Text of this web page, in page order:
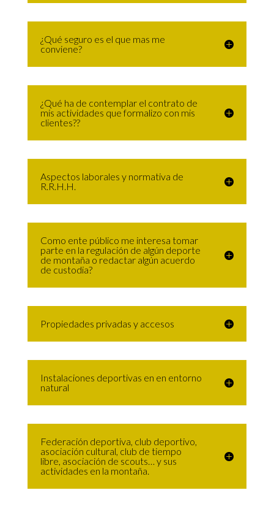
¿Qué seguro es el que mas me
conviene?
¿Qué ha de contemplar el contrato de
mis actividades que formalizo con mis
clientes??
Aspectos laborales y normativa de
R.R.H.H.
Como ente público me interesa tomar
parte en la regulación de algún deporte
de montaña o redactar algún acuerdo
de custodia?
Propiedades privadas y accesos
Instalaciones deportivas en en entorno
natural
Federación deportiva, club deportivo,
asociación cultural, club de tiempo
libre, asociación de scouts… y sus
actividades en la montaña.